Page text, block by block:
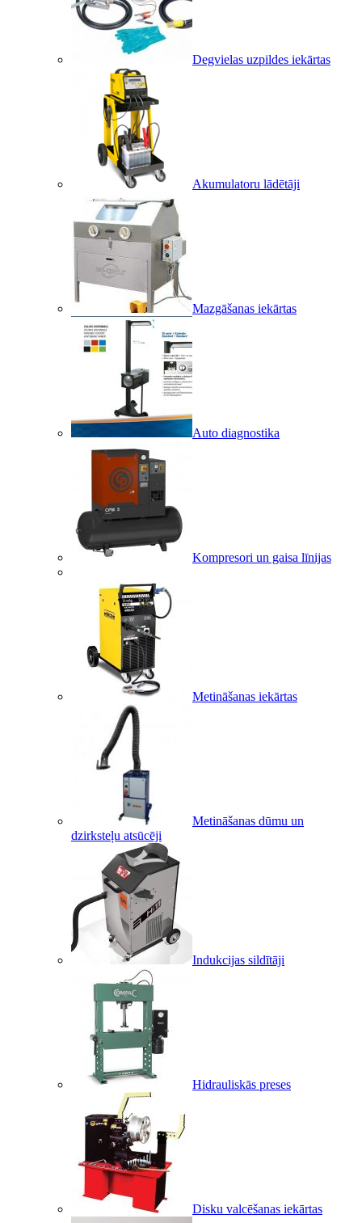
Degvielas uzpildes iekārtas
Akumulatoru lādētāji
Mazgāšanas iekārtas
Auto diagnostika
Kompresori un gaisa līnijas
Metināšanas iekārtas
Metināšanas dūmu un
dzirksteļu atsūcēji
Indukcijas sildītāji
Hidrauliskās preses
Disku valcēšanas iekārtas